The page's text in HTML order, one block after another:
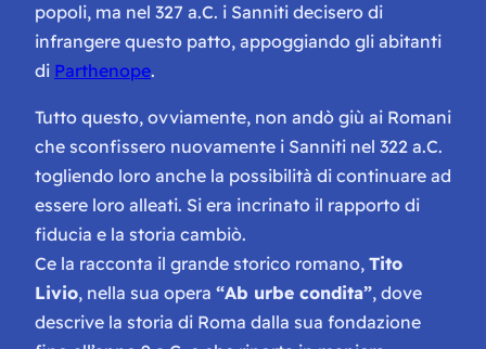
popoli, ma nel 327 a.C. i Sanniti decisero di
infrangere questo patto, appoggiando gli abitanti
di Parthenope.
Tutto questo, ovviamente, non andò giù ai Romani
che sconfissero nuovamente i Sanniti nel 322 a.C.
togliendo loro anche la possibilità di continuare ad
essere loro alleati. Si era incrinato il rapporto di
fiducia e la storia cambiò.
Ce la racconta il grande storico romano, Tito
Livio, nella sua opera “Ab urbe condita”, dove
descrive la storia di Roma dalla sua fondazione